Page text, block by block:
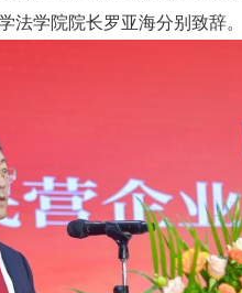
学院院长罗亚海分别致辞。